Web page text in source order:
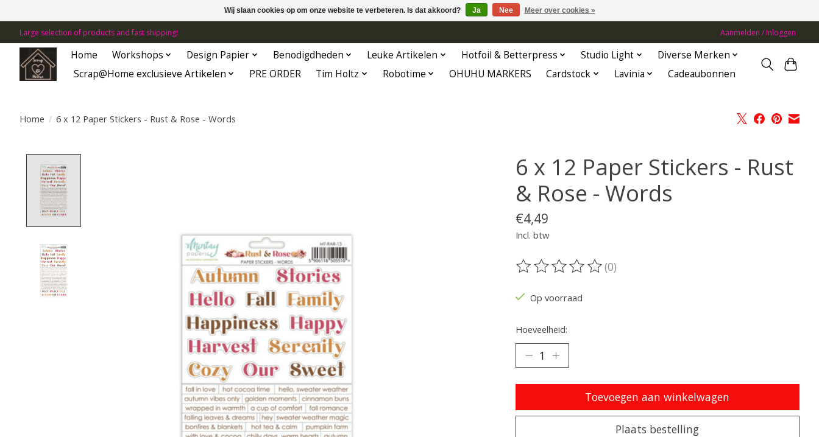
Large selection of products and fast shipping! Aanmelden / Inloggen
Home Workshops Design Papier Benodigdheden Leuke Artikelen Hotfoil & Betterpress Studio Light
Diverse Merken
Scrap@Home exclusieve Artikelen
PRE ORDER Tim Holtz Robotime OHUHU MARKERS Cardstock Lavinia Cadeaubonnen
Home / 6 x 12 Paper Stickers - Rust & Rose - Words
6 x 12 Paper Stickers - Rust
& Rose - Words
€4,49
Incl. btw
De beoordeling van dit product is
(0)
Op voorraad
Hoeveelheid:
Toevoegen aan winkelwagen
Plaats bestelling
Wij slaan cookies op om onze website te verbeteren. Is dat akkoord? Ja Nee Meer over cookies »